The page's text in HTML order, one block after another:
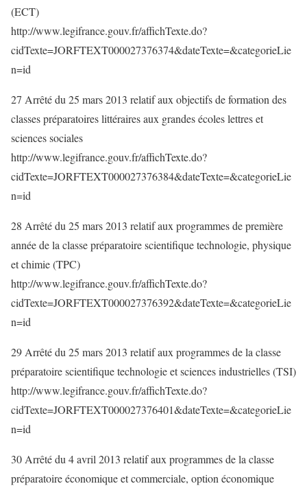
(ECT)
http://www.legifrance.gouv.fr/affichTexte.do?
cidTexte=JORFTEXT000027376374&dateTexte=&categorieLie
n=id
27 Arrêté du 25 mars 2013 relatif aux objectifs de formation des
classes préparatoires littéraires aux grandes écoles lettres et
sciences sociales
http://www.legifrance.gouv.fr/affichTexte.do?
cidTexte=JORFTEXT000027376384&dateTexte=&categorieLie
n=id
28 Arrêté du 25 mars 2013 relatif aux programmes de première
année de la classe préparatoire scientifique technologie, physique
et chimie (TPC)
http://www.legifrance.gouv.fr/affichTexte.do?
cidTexte=JORFTEXT000027376392&dateTexte=&categorieLie
n=id
29 Arrêté du 25 mars 2013 relatif aux programmes de la classe
préparatoire scientifique technologie et sciences industrielles (TSI)
http://www.legifrance.gouv.fr/affichTexte.do?
cidTexte=JORFTEXT000027376401&dateTexte=&categorieLie
n=id
30 Arrêté du 4 avril 2013 relatif aux programmes de la classe
préparatoire économique et commerciale, option économique